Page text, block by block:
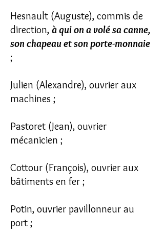
Hesnault (Auguste), commis de
direction, à qui on a volé sa canne,
son chapeau et son porte-monnaie
;
Julien (Alexandre), ouvrier aux
machines ;
Pastoret (Jean), ouvrier
mécanicien ;
Cottour (François), ouvrier aux
bâtiments en fer ;
Potin, ouvrier pavillonneur au
port ;